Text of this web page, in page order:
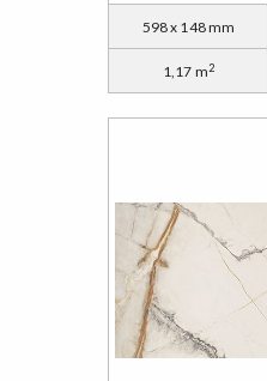
598 x 148 mm
1,17 m2